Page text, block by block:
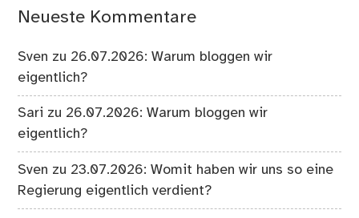
Neueste Kommentare
Sven zu 26.07.2026: Warum bloggen wir
eigentlich?
Sari zu 26.07.2026: Warum bloggen wir
eigentlich?
Sven zu 23.07.2026: Womit haben wir uns so eine
Regierung eigentlich verdient?